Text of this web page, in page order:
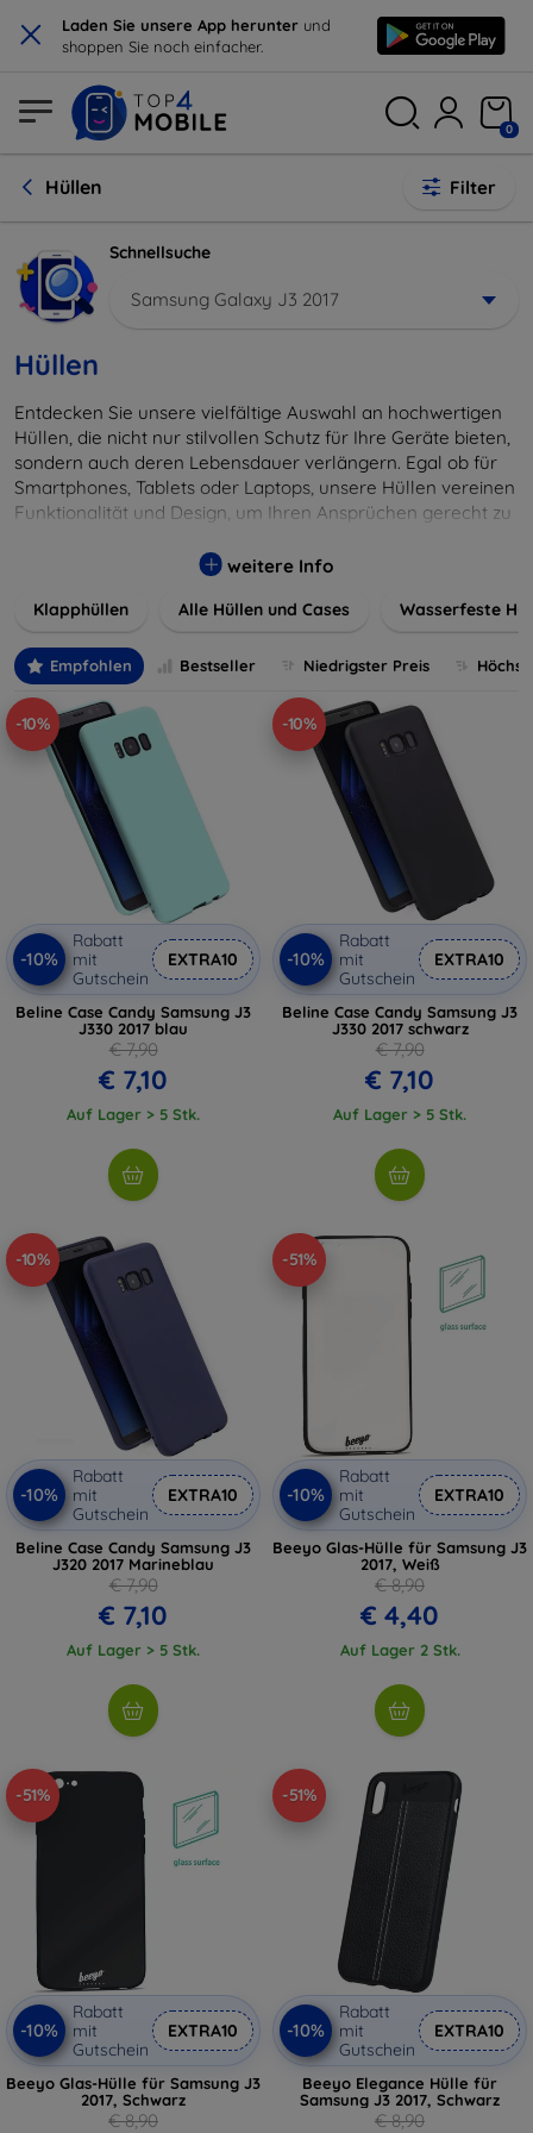
× Laden Sie unsere App herunter und
shoppen Sie noch einfacher.
0
Hüllen Filter
Schnellsuche
Samsung Galaxy J3 2017
Hüllen
Entdecken Sie unsere vielfältige Auswahl an hochwertigen
Hüllen, die nicht nur stilvollen Schutz für Ihre Geräte bieten,
sondern auch deren Lebensdauer verlängern. Egal ob für
Smartphones, Tablets oder Laptops, unsere Hüllen vereinen
Funktionalität und Design, um Ihren Ansprüchen gerecht zu
Farben, um Ihren persönlichen Stil perfekt zu
weitere Info
Klapphüllen Alle Hüllen und Cases Wasserfeste
Empfohlen Bestseller Niedrigster Preis
-10%
-10%
Rabatt
mit
Gutschein
EXTRA10
Beline Case Candy Samsung J3
J330 2017 blau
€ 7,90
€ 7,10
Auf Lager > 5 Stk.
-10%
-10%
Rabatt
mit
Gutschein
EXTRA10
Beline Case Candy Samsung J3
J330 2017 schwarz
€ 7,90
€ 7,10
Auf Lager > 5 Stk.
-10%
-10%
Rabatt
mit
Gutschein
EXTRA10
Beline Case Candy Samsung J3
J320 2017 Marineblau
€ 7,90
€ 7,10
Auf Lager > 5 Stk.
-51%
-10%
Rabatt
mit
Gutschein
EXTRA10
Beeyo Glas-Hülle für Samsung J3
2017, Weiß
€ 8,90
€ 4,40
Auf Lager 2 Stk.
-51%
-10%
Rabatt
mit
Gutschein
EXTRA10
Beeyo Glas-Hülle für Samsung J3
2017, Schwarz
€ 8,90
-51%
-10%
Rabatt
mit
Gutschein
EXTRA10
Beeyo Elegance Hülle für
Samsung J3 2017, Schwarz
€ 8,90